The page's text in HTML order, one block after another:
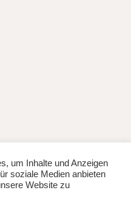
byWordPress
Elmastudio.
um Inhalte und Anzeigen
soziale Medien anbieten
Website zu